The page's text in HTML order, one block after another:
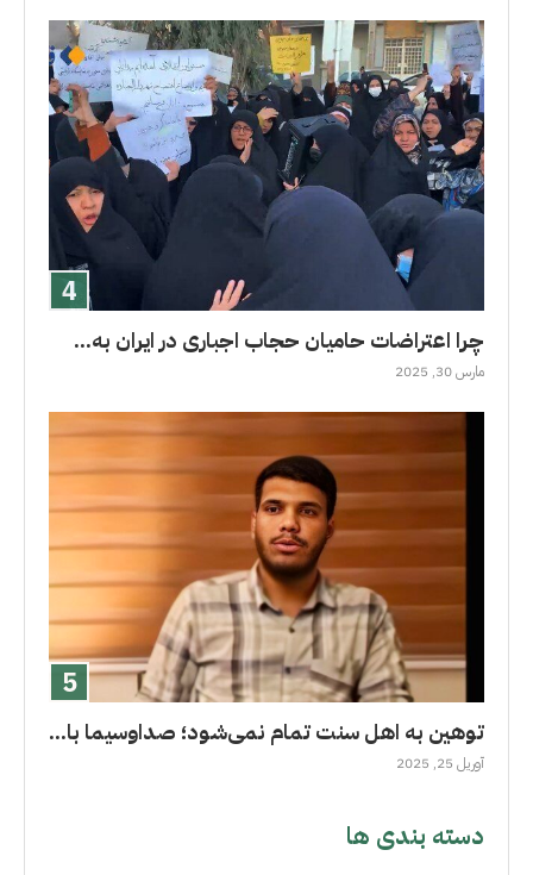
چرا اعتراضات حامیان حجاب اجباری در ایران به...
مارس 30, 2025
توهین به اهل سنت تمام نمی‌شود؛ صداوسیما با...
آوریل 25, 2025
دسته بندی ها